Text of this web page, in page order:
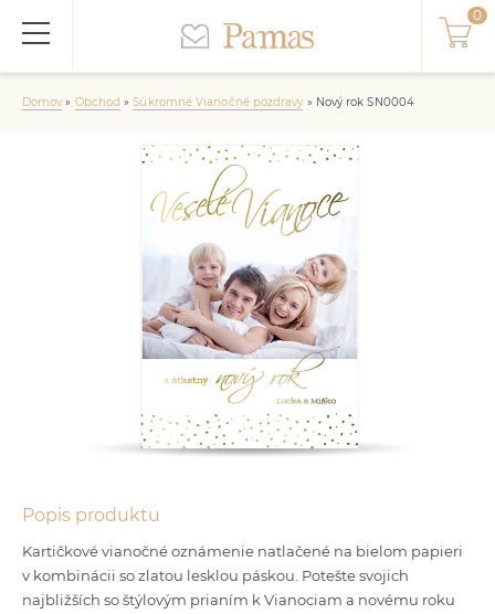
Domov» Obchod »Súkromné Vianočné pozdravy » Nový rok SN0004
Popis produktu
Kartičkové vianočné oznámenie natlačené na bielom papieri
v kombinácii so zlatou lesklou páskou. Potešte svojich
najbližších so štýlovým prianím k Vianociam a novému roku